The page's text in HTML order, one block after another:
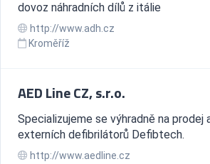
dovoz náhradních dílů z itálie
http://www.adh.cz
Kroměříž
AED Line CZ, s.r.o.
Specializujeme se výhradně na
externích defibrilátorů Defibtech.
http://www.aedline.cz